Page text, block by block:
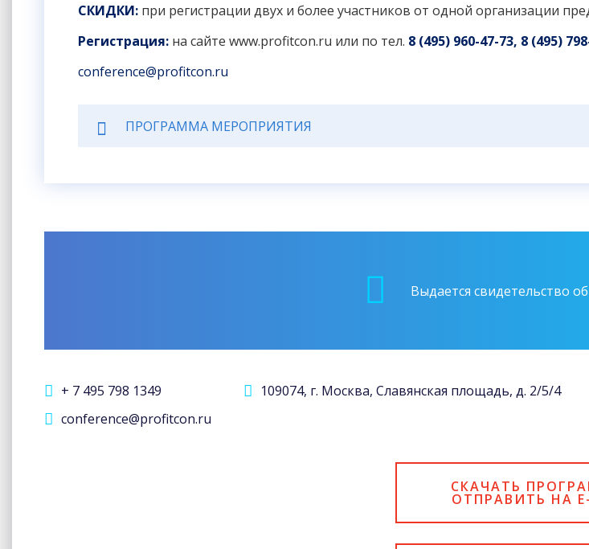
СКИДКИ: при регистрации двух и более участников от одной организации
Регистрация: на сайте www.profitcon.ru или по тел. 8 (495) 960-47-73, 8 (495)
conference@profitcon.ru
ПРОГРАММА МЕРОПРИЯТИЯ
Выдается свидетельство
+ 7 495 798 1349
conference@profitcon.ru
109074, г. Москва, Славянская площадь, д. 2/5/4
СКАЧАТЬ
ОТПРАВИТЬ НА